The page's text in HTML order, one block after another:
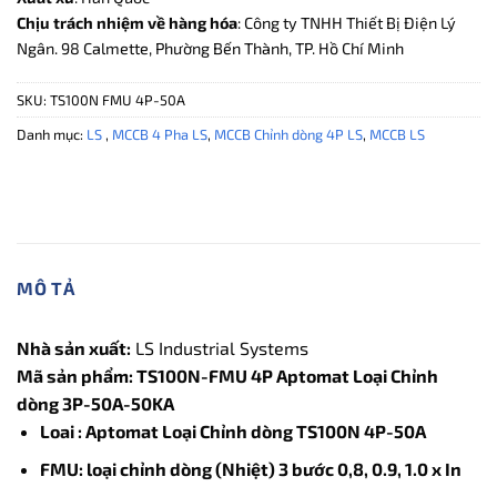
Chịu trách nhiệm về hàng hóa: Công ty TNHH Thiết Bị Điện Lý
Ngân. 98 Calmette, Phường Bến Thành, TP. Hồ Chí Minh
SKU: TS100N FMU 4P-50A
Danh mục: LS , MCCB 4 Pha LS, MCCB Chỉnh dòng 4P LS, MCCB LS
MÔ TẢ
Nhà sản xuất: LS Industrial Systems
Mã sản phẩm: TS100N-FMU 4P Aptomat Loại Chỉnh
dòng 3P-50A-50KA
Loai : Aptomat Loại Chỉnh dòng TS100N 4P-50A
FMU: loại chỉnh dòng (Nhiệt) 3 bước 0,8, 0.9, 1.0 x In